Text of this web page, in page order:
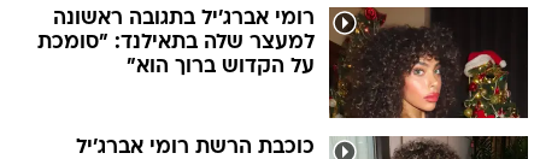
רומי אברג'יל בתגובה ראשונה
למעצר שלה בתאילנד: "סומכת
על הקדוש ברוך הוא"
כוכבת הרשת רומי אברג'יל